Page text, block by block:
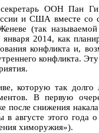
ООН Пан
и США вместе со
(так
2014, как
конфликта и,
конфликта.
которую так
В первую
после снижения
в августе этого года
химоружия»).